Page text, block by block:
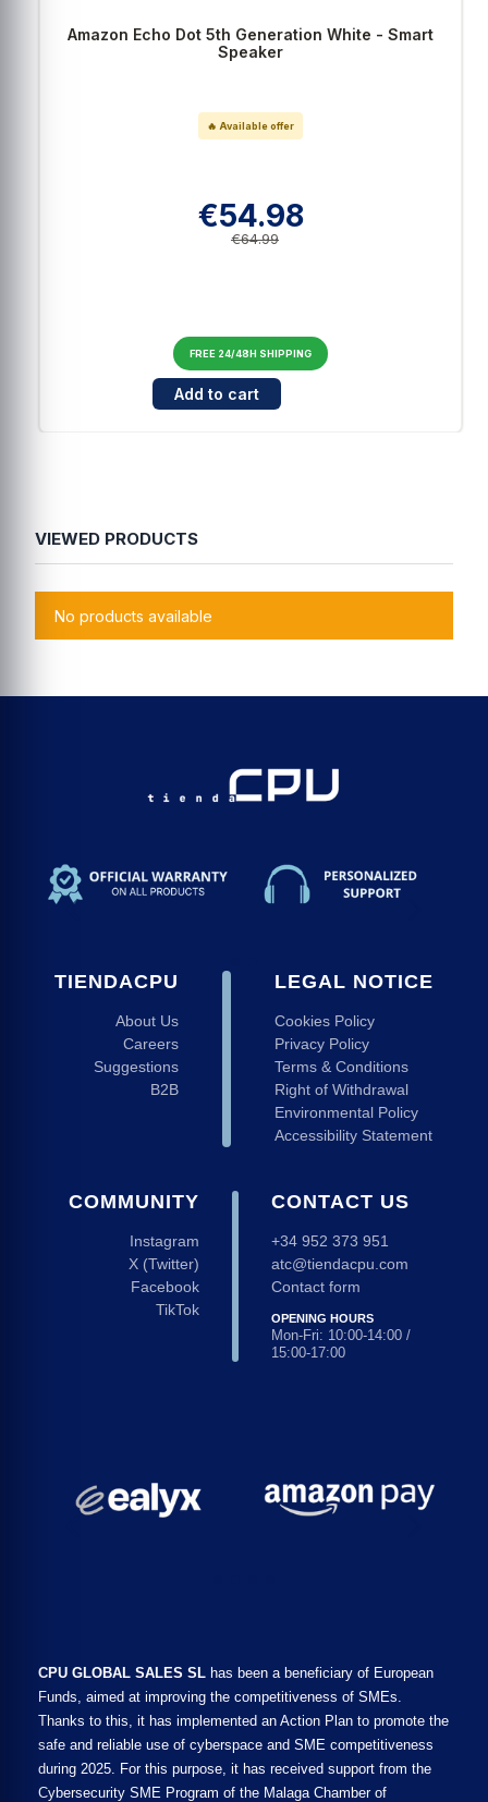
Amazon Echo Dot 5th Generation White - Smart
Speaker
🔥 Available offer
€54.98
€64.99
FREE 24/48H SHIPPING
Cantidad para Amazon Echo Dot 5th
Add to cart
VIEWED PRODUCTS
No products available
TIENDACPU
About Us
Careers
Suggestions
B2B
LEGAL NOTICE
Cookies Policy
Privacy Policy
Terms & Conditions
Right of Withdrawal
Environmental Policy
Accessibility Statement
COMMUNITY
Instagram
X (Twitter)
Facebook
TikTok
CONTACT US
+34 952 373 951
atc@tiendacpu.com
Contact form
OPENING HOURS
Mon-Fri: 10:00-14:00 /
15:00-17:00
CPU GLOBAL SALES SL has been a beneficiary of European
Funds, aimed at improving the competitiveness of SMEs.
Thanks to this, it has implemented an Action Plan to promote the
safe and reliable use of cyberspace and SME competitiveness
during 2025. For this purpose, it has received support from the
Cybersecurity SME Program of the Malaga Chamber of